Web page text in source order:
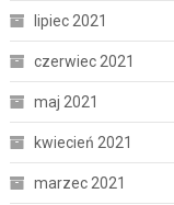
lipiec 2021
czerwiec 2021
maj 2021
kwiecień 2021
marzec 2021